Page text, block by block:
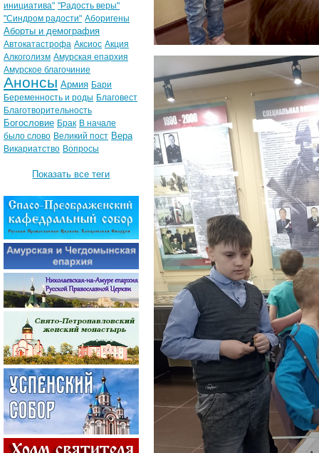
инициатива" "Радость веры"
"Синдром радости" Аборигены
Аборты и демография
Автокатастрофа Аксиос Акция
Алкоголизм Амурская епархия
Амурское благочиние
Анонсы Армия Бари
Беременность и роды Благовест
Благотворительность
Богословие Брак В начале
было слово Великий пост Вера
Викариатство Вопросы
Показать все теги